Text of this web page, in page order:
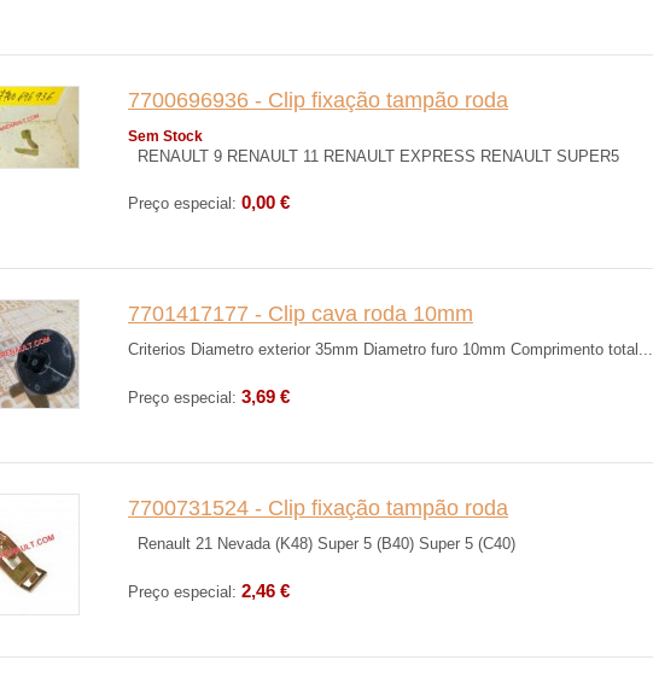
7700696936 - Clip fixação tampão roda
Sem Stock
RENAULT 9 RENAULT 11 RENAULT EXPRESS RENAULT SUPER5
Preço especial: 0,00 €
7701417177 - Clip cava roda 10mm
Criterios Diametro exterior 35mm Diametro furo 10mm Comprimento total...
Preço especial: 3,69 €
7700731524 - Clip fixação tampão roda
Renault 21 Nevada (K48) Super 5 (B40) Super 5 (C40)
Preço especial: 2,46 €